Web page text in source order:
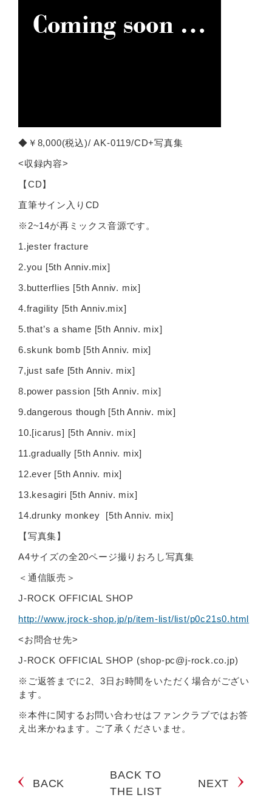
◆￥8,000(税込)/ AK-0119/CD+写真集
<収録内容>
【CD】
直筆サイン入りCD
※2~14が再ミックス音源です。
1.jester fracture
2.you [5th Anniv.mix]
3.butterflies [5th Anniv. mix]
4.fragility [5th Anniv.mix]
5.that’s a shame [5th Anniv. mix]
6.skunk bomb [5th Anniv. mix]
7,just safe [5th Anniv. mix]
8.power passion [5th Anniv. mix]
9.dangerous though [5th Anniv. mix]
10.[icarus] [5th Anniv. mix]
11.gradually [5th Anniv. mix]
12.ever [5th Anniv. mix]
13.kesagiri [5th Anniv. mix]
14.drunky monkey [5th Anniv. mix]
【写真集】
A4サイズの全20ページ撮りおろし写真集
＜通信販売＞
J-ROCK OFFICIAL SHOP
http://www.jrock-shop.jp/p/item-list/list/p0c21s0.html
<お問合せ先>
J-ROCK OFFICIAL SHOP (shop-pc@j-rock.co.jp)
※ご返答までに2、3日お時間をいただく場合がござい
ます。
※本件に関するお問い合わせはファンクラブではお答
え出来かねます。ご了承くださいませ。
BACK
BACK TO
THE LIST
NEXT